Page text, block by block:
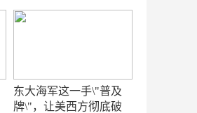
东大海军这一手\"普及
牌\"，让美西方彻底破